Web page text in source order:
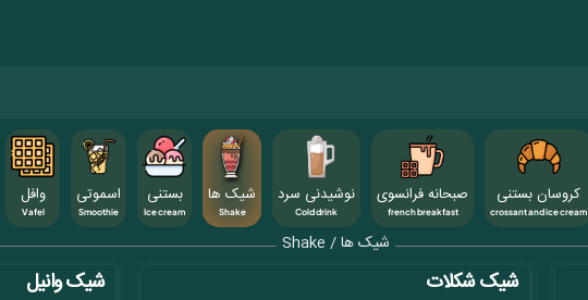
کروسان بستنی
crossant and ice cream
صبحانه فرانسوی
french breakfast
نوشیدنی سرد
Cold drink
شیک ها
Shake
بستنی
Ice cream
اسموتی
Smoothie
وافل
Vafel
شیک ها / Shake
شیک شکلات شیک وانیل